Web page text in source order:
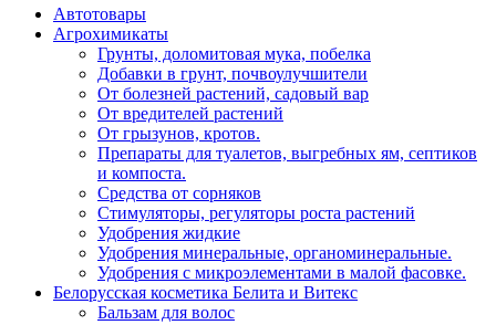
Автотовары
Агрохимикаты
Грунты, доломитовая мука, побелка
Добавки в грунт, почвоулучшители
От болезней растений, садовый вар
От вредителей растений
От грызунов, кротов.
Препараты для туалетов, выгребных ям, септиков
и компоста.
Средства от сорняков
Стимуляторы, регуляторы роста растений
Удобрения жидкие
Удобрения минеральные, органоминеральные.
Удобрения с микроэлементами в малой фасовке.
Белорусская косметика Белита и Витекс
Бальзам для волос